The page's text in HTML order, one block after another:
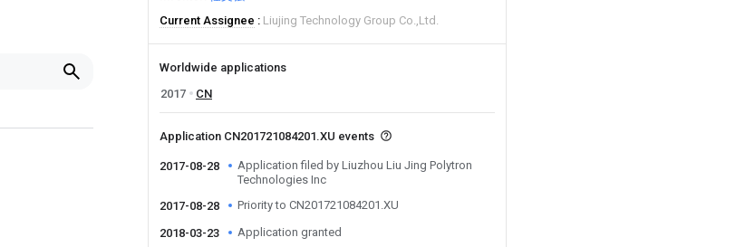
Current Assignee
Liujing Technology Group Co.,Ltd.
Worldwide applications
2017
CN
Application CN201721084201.XU events
2017-08-28
Application filed by Liuzhou Liu Jing Polytron
Technologies Inc
2017-08-28
Priority to CN201721084201.XU
2018-03-23 Application granted